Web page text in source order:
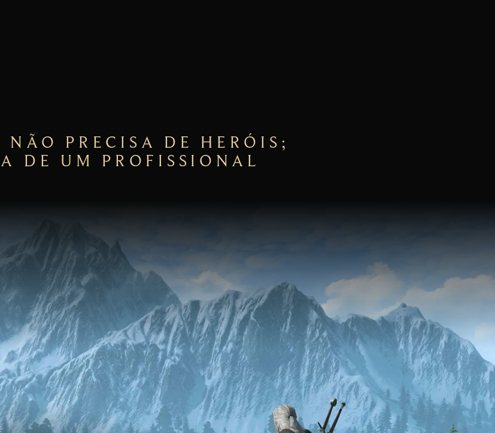
NÃO PRECISA DE HERÓIS;
DE UM PROFISSIONAL